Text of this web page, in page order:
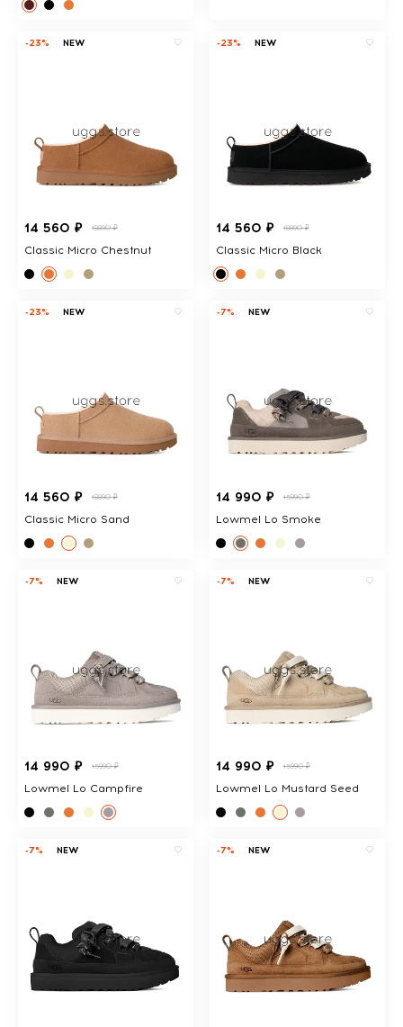
-23% NEW
14 560 ₽ 18890 ₽
Classic Micro Chestnut
-23% NEW
14 560 ₽ 18890 ₽
Classic Micro Black
-23% NEW
14 560 ₽ 18890 ₽
Classic Micro Sand
-7% NEW
14 990 ₽ 15990 ₽
Lowmel Lo Smoke
-7% NEW
14 990 ₽ 15990 ₽
Lowmel Lo Campfire
-7% NEW
14 990 ₽ 15990 ₽
Lowmel Lo Mustard Seed
-7% NEW -7% NEW